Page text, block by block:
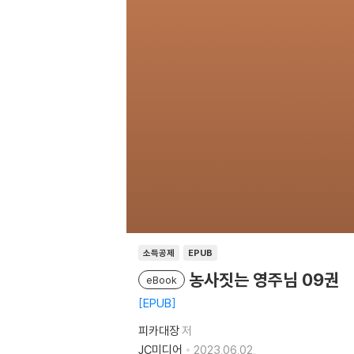
소득공제 EPUB
eBook 농사짓는 영주님 09권
EPUB
피카대장저
JC미디어
2023.06.02.